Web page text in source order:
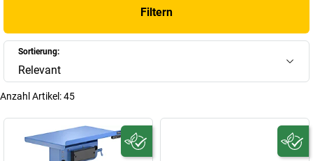
innovativer Technik, die nicht nur Zeit und Kraft spart, sondern auch
Mehr anzeigen
Filtern
Sortierung:
Relevant
Anzahl Artikel:45